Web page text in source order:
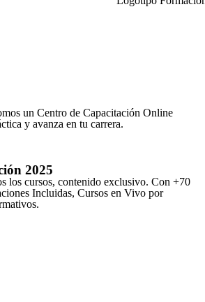
un Centro de Capacitación Online
y avanza en tu carrera.
2025
los cursos, contenido exclusivo. Con +70
Incluidas, Cursos en Vivo por